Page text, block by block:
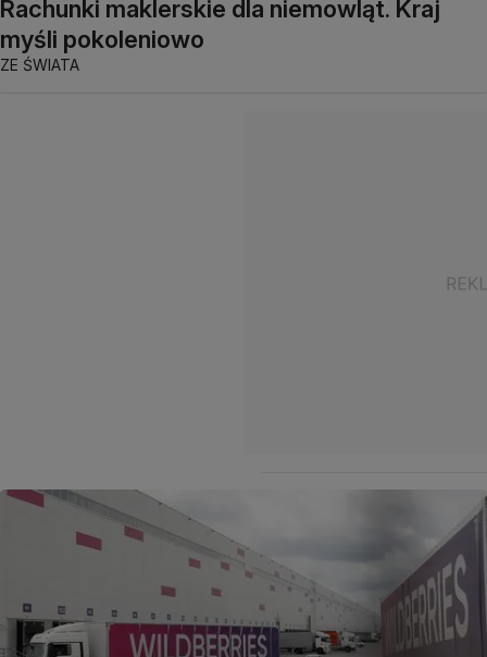
Rachunki maklerskie dla niemowląt. Kraj
myśli pokoleniowo
ZE ŚWIATA